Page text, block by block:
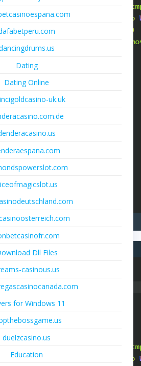
Dating
Dating Online
uk.uk
Dll Files
casinous.us
for Windows 11
duelzcasino.us
Education